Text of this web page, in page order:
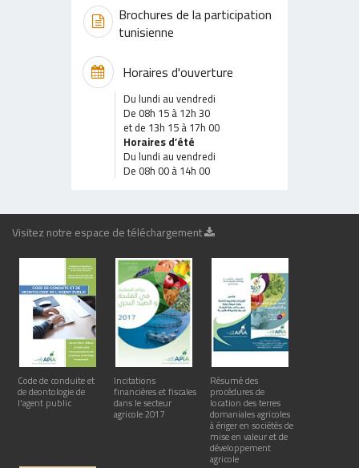
Brochures de la participation
tunisienne
Horaires d'ouverture
Du lundi au vendredi
De 08h 15 à 12h 30
et de 13h 15 à 17h 00
Horaires d’été
Du lundi au vendredi
De 08h 00 à 14h 00
Visitez notre espace de téléchargement
Code de conduite et
de deontologie de
l'agent public
Incitations
financières et fiscales
dans le secteur
agricole 2017
Résumé des
procédures de
location des terres
domaniales agricoles
à ériger en sociétés de
mise en valeur et de
développement
agricole